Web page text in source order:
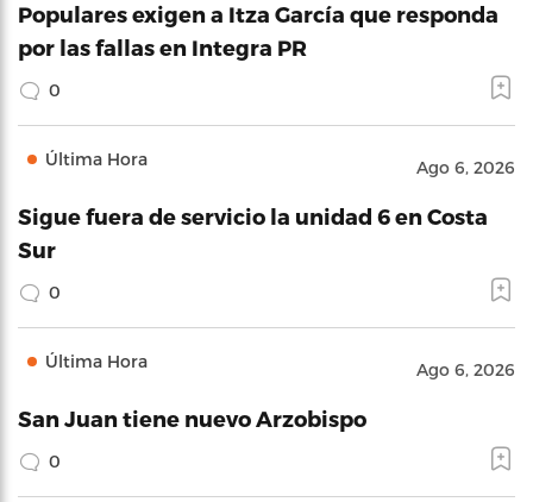
Populares exigen a Itza García que responda
por las fallas en Integra PR
0
Última Hora Ago 6, 2026
Sigue fuera de servicio la unidad 6 en Costa
Sur
0
Última Hora Ago 6, 2026
San Juan tiene nuevo Arzobispo
0